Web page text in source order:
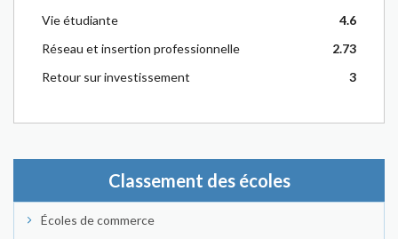
Vie étudiante
4.6
Réseau et insertion professionnelle
2.73
Retour sur investissement
3
Classement des écoles
Écoles de commerce